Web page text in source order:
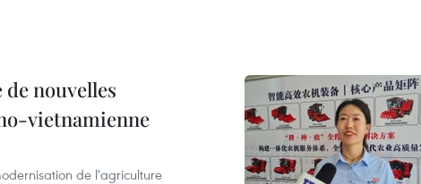
nouvelles
vietnamienne
de l'agriculture